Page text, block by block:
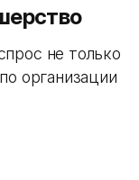
не только
организации